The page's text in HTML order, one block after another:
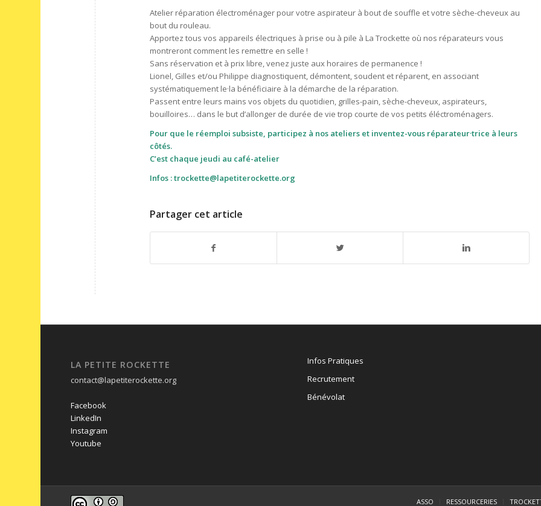
Atelier réparation électroménager pour votre aspirateur à bout de souffle et votre sèche-cheveux au
bout du rouleau.
Apportez tous vos appareils électriques à prise ou à pile à La Trockette où nos réparateurs vous
montreront comment les remettre en selle !
Sans réservation et à prix libre, venez juste aux horaires de permanence !
Lionel, Gilles et/ou Philippe diagnostiquent, démontent, soudent et réparent, en associant
systématiquement le·la bénéficiaire à la démarche de la réparation.
Passent entre leurs mains vos objets du quotidien, grilles-pain, sèche-cheveux, aspirateurs,
bouilloires… dans le but d’allonger de durée de vie trop courte de vos petits éléctroménagers.
Pour que le réemploi subsiste, participez à nos ateliers et inventez-vous réparateur·trice à leurs
côtés.
C’est chaque jeudi au café-atelier
Infos : trockette@lapetiterockette.org
Partager cet article
LA PETITE ROCKETTE
contact@lapetiterockette.org
Facebook
LinkedIn
Instagram
Youtube
Infos Pratiques
Recrutement
Bénévolat
ASSO RESSOURCERIES